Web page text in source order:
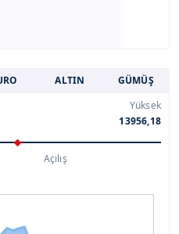
ALTIN GÜMÜŞ
Yüksek
13956,18
Açılış